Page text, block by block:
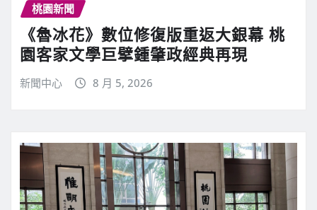
桃園新聞
《魯冰花》數位修復版重返大銀幕 桃
園客家文學巨擘鍾肇政經典再現
新聞中心 8 月 5, 2026